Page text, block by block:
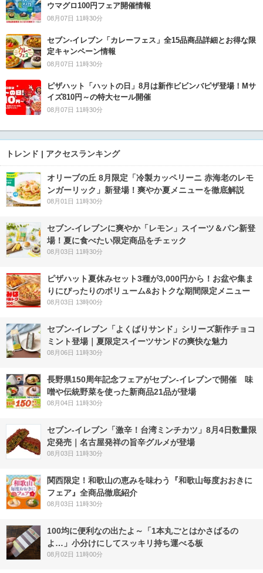
ウマグロ100円フェア開催情報
08月07日 11時30分
セブン‐イレブン「カレーフェス」全15品商品詳細とお得な限
定キャンペーン情報
08月07日 11時30分
ピザハット「ハットの日」8月は新作ビビンバピザ登場！Mサ
イズ810円～の特大セール開催
08月07日 11時30分
トレンド | アクセスランキング
オリーブの丘 8月限定「冷製カッペリーニ 赤海老のレモ
ンガーリック」新登場！爽やか夏メニューを徹底解説
08月01日 11時30分
セブン‐イレブンに爽やか「レモン」スイーツ＆パン新登
場！夏に食べたい限定商品をチェック
08月03日 11時30分
ピザハット夏休みセット3種が3,000円から！お盆や集ま
りにぴったりのボリューム&おトクな期間限定メニュー
08月03日 13時00分
セブン‐イレブン「よくばりサンド」シリーズ新作チョコ
ミント登場｜夏限定スイーツサンドの爽快な魅力
08月06日 11時30分
長野県150周年記念フェアがセブン-イレブンで開催 味
噌や伝統野菜を使った新商品21品が登場
08月04日 11時30分
セブン-イレブン「激辛！台湾ミンチカツ」8月4日数量限
定発売｜名古屋発祥の旨辛グルメが登場
08月03日 11時30分
関西限定！和歌山の恵みを味わう『和歌山毎度おおきに
フェア』全商品徹底紹介
08月03日 11時30分
100均に便利なの出たよ～「1本丸ごとはかさばるの
よ…」小分けにしてスッキリ持ち運べる板
08月02日 11時00分